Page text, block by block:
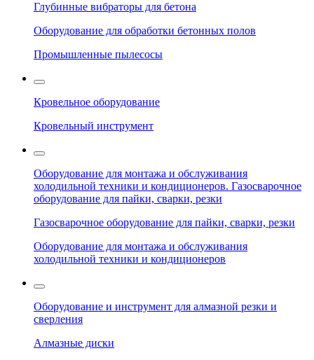
Глубинные вибраторы для бетона
Оборудование для обработки бетонных полов
Промышленные пылесосы
Кровельное оборудование
Кровельный инструмент
Оборудование для монтажа и обслуживания
холодильной техники и кондиционеров. Газосварочное
оборудование для пайки, сварки, резки
Газосварочное оборудование для пайки, сварки, резки
Оборудование для монтажа и обслуживания
холодильной техники и кондиционеров
Оборудование и инструмент для алмазной резки и
сверления
Алмазные диски